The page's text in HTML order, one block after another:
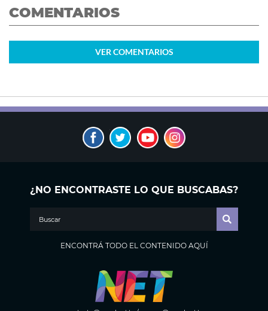
COMENTARIOS
VER COMENTARIOS
¿NO ENCONTRASTE LO QUE BUSCABAS?
ENCONTRÁ TODO EL CONTENIDO AQUÍ